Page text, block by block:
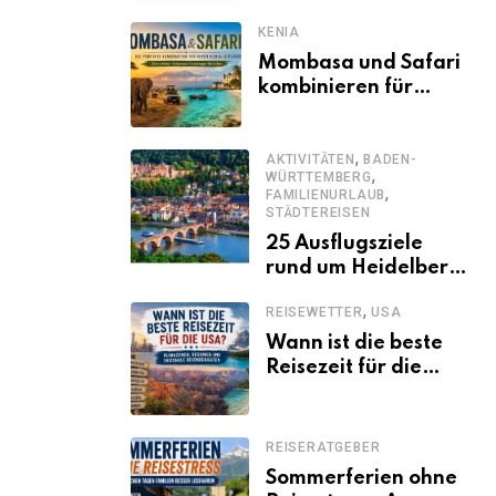
KENIA
Mombasa und Safari
kombinieren für
Kenia-Urlaub
AKTIVITÄTEN , BADEN-
WÜRTTEMBERG,
FAMILIENURLAUB,
STÄDTEREISEN
25 Ausflugsziele
rund um Heidelberg,
sollte
REISEWETTER, USA
Wann ist die beste
Reisezeit für die
saisonale
Besonderheiten
REISERATGEBER
Sommerferien ohne